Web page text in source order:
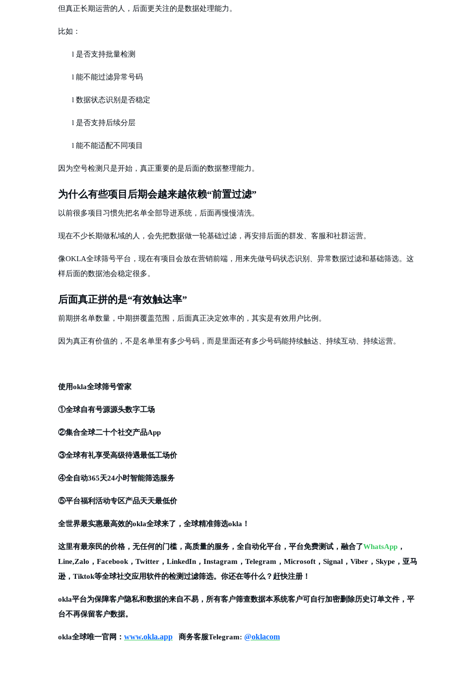
但真正长期运营的人，后面更关注的是数据处理能力。
比如：
l 是否支持批量检测
l 能不能过滤异常号码
l 数据状态识别是否稳定
l 是否支持后续分层
l 能不能适配不同项目
因为空号检测只是开始，真正重要的是后面的数据整理能力。
为什么有些项目后期会越来越依赖“前置过滤”
以前很多项目习惯先把名单全部导进系统，后面再慢慢清洗。
现在不少长期做私域的人，会先把数据做一轮基础过滤，再安排后面的群发、客服和社群运营。
像OKLA全球筛号平台，现在有项目会放在营销前端，用来先做号码状态识别、异常数据过滤和基础筛选。这
样后面的数据池会稳定很多。
后面真正拼的是“有效触达率”
前期拼名单数量，中期拼覆盖范围，后面真正决定效率的，其实是有效用户比例。
因为真正有价值的，不是名单里有多少号码，而是里面还有多少号码能持续触达、持续互动、持续运营。
使用okla全球筛号管家
①全球自有号源源头数字工场
②集合全球二十个社交产品App
③全球有礼享受高级待遇最低工场价
④全自动365天24小时智能筛选服务
⑤平台福利活动专区产品天天最低价
全世界最实惠最高效的okla全球来了，全球精准筛选okla！
这里有最亲民的价格，无任何的门槛，高质量的服务，全自动化平台，平台免费测试，融合了WhatsApp ，
Line,Zalo，Facebook，Twitter，LinkedIn，Instagram，Telegram，Microsoft，Signal，Viber，Skype，亚马
逊，Tiktok等全球社交应用软件的检测过滤筛选。你还在等什么？赶快注册！
okla平台为保障客户隐私和数据的来自不易，所有客户筛查数据本系统客户可自行加密删除历史订单文件，平
台不再保留客户数据。
okla全球唯一官网： www.okla.app 商务客服Telegram: @oklacom